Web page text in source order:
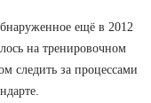
ещё в 2012
на тренировочном
следить за процессами